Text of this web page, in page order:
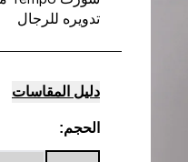
تدويره للرجال
دليل المقاسات
الحجم: